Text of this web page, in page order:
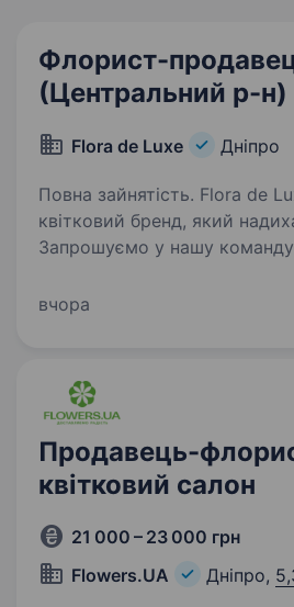
Флорист-
(Центральний р-н)
Flora de Luxe Дніпро
Повна зайнятість. Flora de Luxe — провідний
квітковий бренд, який
Запрошуємо у нашу команду
працювати, навчатись та
вчора
Продавець-
квітковий салон
21 000 – 23 000 грн
Flowers.UA
Дніпро,